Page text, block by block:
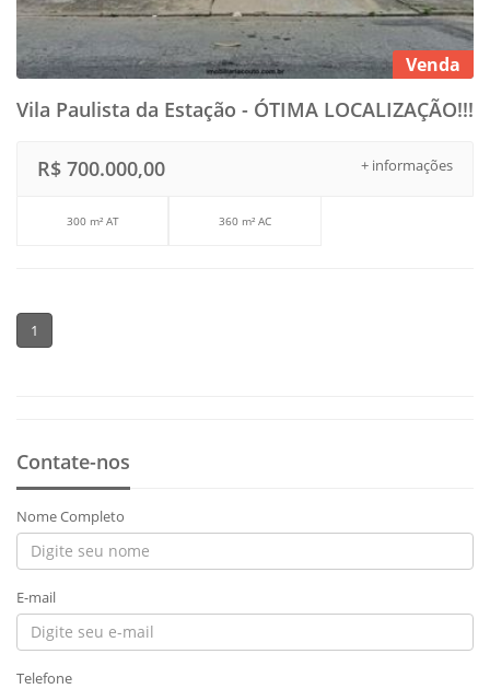
Venda
Vila Paulista da Estação - ÓTIMA LOCALIZAÇÃO!!!
+ informações
R$ 700.000,00
300 m² AT 360 m² AC
1
Contate-nos
Nome Completo
E-mail
Telefone